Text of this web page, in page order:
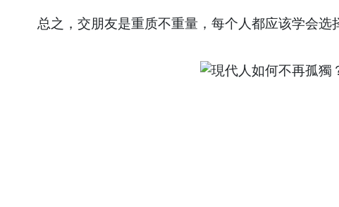
总之，交朋友是重质不重量，每个人都应该学会选